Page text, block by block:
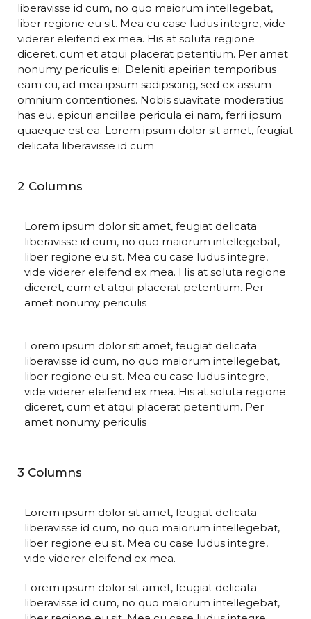
liberavisse id cum, no quo maiorum intellegebat,
liber regione eu sit. Mea cu case ludus integre, vide
viderer eleifend ex mea. His at soluta regione
diceret, cum et atqui placerat petentium. Per amet
nonumy periculis ei. Deleniti apeirian temporibus
eam cu, ad mea ipsum sadipscing, sed ex assum
omnium contentiones. Nobis suavitate moderatius
has eu, epicuri ancillae pericula ei nam, ferri ipsum
quaeque est ea. Lorem ipsum dolor sit amet, feugiat
delicata liberavisse id cum
2 Columns
Lorem ipsum dolor sit amet, feugiat delicata
liberavisse id cum, no quo maiorum intellegebat,
liber regione eu sit. Mea cu case ludus integre,
vide viderer eleifend ex mea. His at soluta regione
diceret, cum et atqui placerat petentium. Per
amet nonumy periculis
Lorem ipsum dolor sit amet, feugiat delicata
liberavisse id cum, no quo maiorum intellegebat,
liber regione eu sit. Mea cu case ludus integre,
vide viderer eleifend ex mea. His at soluta regione
diceret, cum et atqui placerat petentium. Per
amet nonumy periculis
3 Columns
Lorem ipsum dolor sit amet, feugiat delicata
liberavisse id cum, no quo maiorum intellegebat,
liber regione eu sit. Mea cu case ludus integre,
vide viderer eleifend ex mea.
Lorem ipsum dolor sit amet, feugiat delicata
liberavisse id cum, no quo maiorum intellegebat,